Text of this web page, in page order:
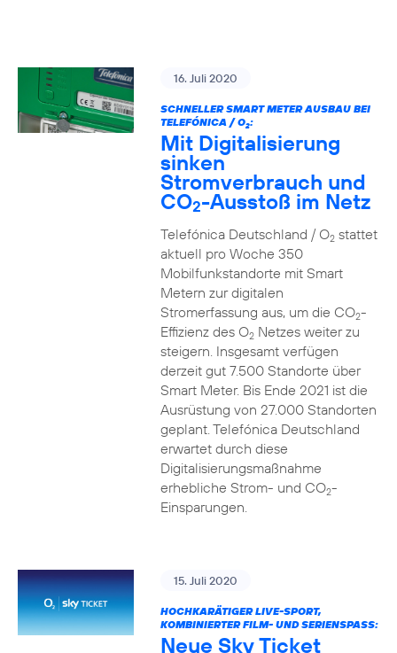
16. Juli 2020
SCHNELLER SMART METER AUSBAU BEI
TELEFÓNICA / O2:
Mit Digitalisierung
sinken
Stromverbrauch und
CO2-Ausstoß im Netz
Telefónica Deutschland / O2stattet
aktuell pro Woche 350
Mobilfunkstandorte mit Smart
Metern zur digitalen
Stromerfassung aus, um die CO2-
Effizienz des O2Netzes weiter zu
steigern. Insgesamt verfügen
derzeit gut 7.500 Standorte über
Smart Meter. Bis Ende 2021 ist die
Ausrüstung von 27.000 Standorten
geplant. Telefónica Deutschland
erwartet durch diese
Digitalisierungsmaßnahme
erhebliche Strom- und CO2-
Einsparungen.
15. Juli 2020
HOCHKARÄTIGER LIVE-SPORT,
KOMBINIERTER FILM- UND SERIENSPASS:
Neue Sky Ticket